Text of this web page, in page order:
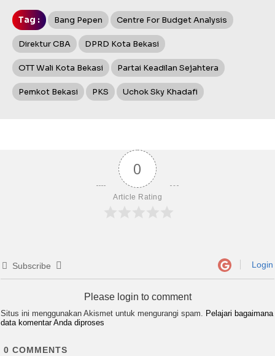
Tag : Bang Pepen Centre For Budget Analysis
Direktur CBA DPRD Kota Bekasi
OTT Wali Kota Bekasi Partai Keadilan Sejahtera
Pemkot Bekasi PKS Uchok Sky Khadafi
0
Article Rating
Subscribe Login
Please login to comment
Situs ini menggunakan Akismet untuk mengurangi spam. Pelajari bagaimana
data komentar Anda diproses
0 COMMENTS